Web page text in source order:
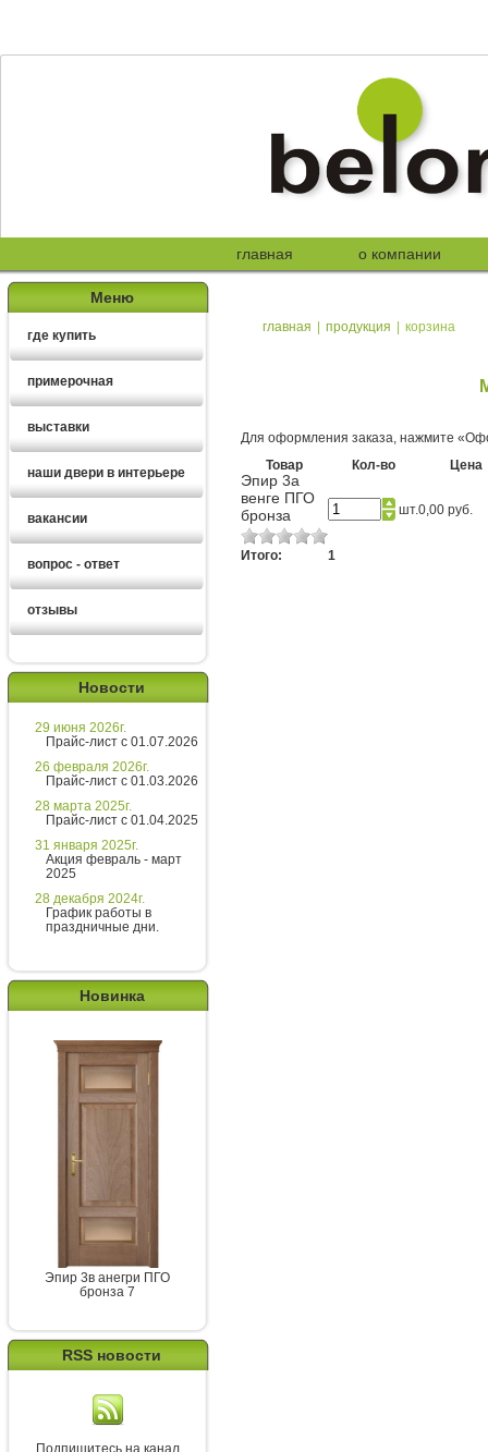
главная о компании
Меню
где купить
примерочная
выставки
наши двери в интерьере
вакансии
вопрос - ответ
отзывы
Новости
29 июня 2026г.
Прайс-лист с 01.07.2026
26 февраля 2026г.
Прайс-лист с 01.03.2026
28 марта 2025г.
Прайс-лист с 01.04.2025
31 января 2025г.
Акция февраль - март
2025
28 декабря 2024г.
График работы в
праздничные дни.
Новинка
Эпир 3в анегри ПГО
бронза 7
RSS новости
Подпишитесь на канал
главная | продукция | корзина
Для оформления заказа, нажмите
Товар
Кол-во Цена
Эпир 3а
венге ПГО
бронза
шт.0,00 руб.
Итого: 1
Введите сообщение
Екатерина
Здравствуйте!